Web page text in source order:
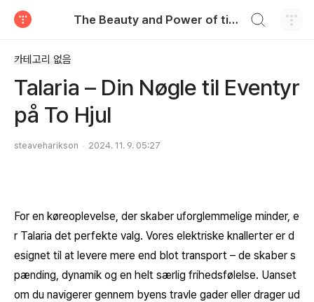
The Beauty and Power of tistory
카테고리 없음
Talaria – Din Nøgle til Eventyr
på To Hjul
steaveharikson 2024. 11. 9. 05:27
For en køreoplevelse, der skaber uforglemmelige minder, e
r Talaria det perfekte valg. Vores elektriske knallerter er d
esignet til at levere mere end blot transport – de skaber s
pænding, dynamik og en helt særlig frihedsfølelse. Uanset
om du navigerer gennem byens travle gader eller drager ud